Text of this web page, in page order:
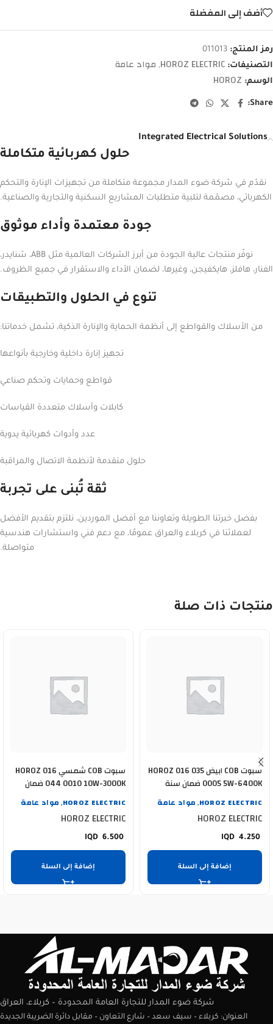
أضف إلى المفضلة
رمز المنتج: 011013
التصنيفات: HOROZ ELECTRIC
, مواد عامة
الوسم: HOROZ
Share:
Integrated Electrical Solutions
حلول كهربائية متكاملة
نقدّم في شركة ضوء المدار مجموعة متكاملة من تجهيزات الإنارة والتحكم
الكهربائي، مصمّمة لتلبية متطلبات المشاريع السكنية والتجارية والصناعية.
جودة معتمدة وأداء موثوق
نوفّر منتجات عالية الجودة من أبرز الشركات العالمية مثل ABB، شنايدر،
الفنار، هافلز، هايكفيجن، وغيرها، لضمان الأداء والاستقرار في جميع الظروف.
تنوع في الحلول والتطبيقات
من الأسلاك والقواطع إلى أنظمة الحماية والإنارة الذكية، تشمل خدماتنا:
تجهيز إنارة داخلية وخارجية بأنواعها
قواطع وحمايات وتحكم صناعي
كابلات وأسلاك متعددة القياسات
عدد وأدوات كهربائية يدوية
حلول متقدمة لأنظمة الاتصال والمراقبة
ثقة تُبنى على تجربة
بفضل خبرتنا الطويلة وتعاوننا مع أفضل الموردين، نلتزم بتقديم الأفضل
لعملائنا في كربلاء والعراق عمومًا، مع دعم فني واستشارات هندسية
متواصلة.
منتجات ذات صلة
سبوت COB ابيض HOROZ 016 035
0005 5W-6400K ضمان سنة
HOROZ ELECTRIC
, مواد عامة
HOROZ ELECTRIC
4.250
إضافة إلى السلة
سبوت COB شمسي HOROZ 016
044 0010 10W-3000K ضمان
HOROZ ELECTRIC
, مواد عامة
HOROZ ELECTRIC
6.500
إضافة إلى السلة
شركة ضوء المدار للتجارة العامة المحدودة – كربلاء، العراق
العنوان: كربلاء – سيف سعد – شارع التعاون – مقابل دائرة الضريبة الجديدة